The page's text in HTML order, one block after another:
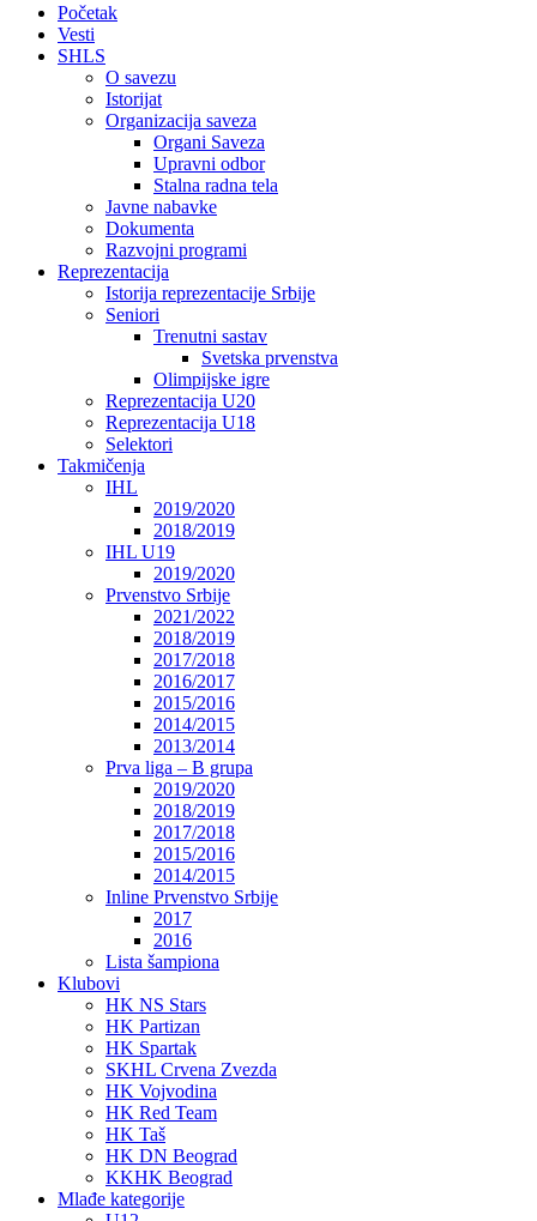
Početak
Vesti
SHLS
O savezu
Istorijat
Organizacija saveza
Organi Saveza
Upravni odbor
Stalna radna tela
Javne nabavke
Dokumenta
Razvojni programi
Reprezentacija
Istorija reprezentacije Srbije
Seniori
Trenutni sastav
Svetska prvenstva
Olimpijske igre
Reprezentacija U20
Reprezentacija U18
Selektori
Takmičenja
IHL
2019/2020
2018/2019
IHL U19
2019/2020
Prvenstvo Srbije
2021/2022
2018/2019
2017/2018
2016/2017
2015/2016
2014/2015
2013/2014
Prva liga – B grupa
2019/2020
2018/2019
2017/2018
2015/2016
2014/2015
Inline Prvenstvo Srbije
2017
2016
Lista šampiona
Klubovi
HK NS Stars
HK Partizan
HK Spartak
SKHL Crvena Zvezda
HK Vojvodina
HK Red Team
HK Taš
HK DN Beograd
KKHK Beograd
Mlađe kategorije